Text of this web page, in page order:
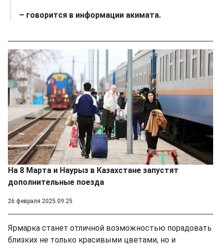
– говорится в информации акимата.
На 8 Марта и Наурыз в Казахстане запустят
дополнительные поезда
26 февраля 2025 09:25
Ярмарка станет отличной возможностью порадовать
близких не только красивыми цветами, но и